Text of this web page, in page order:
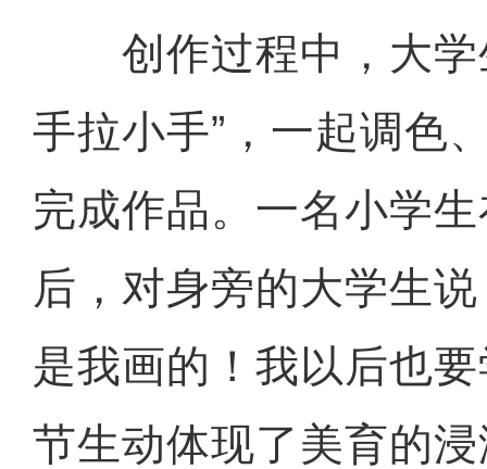
创作过程中，大学
手拉小手”，一起调色
完成作品。一名小学
后，对身旁的大学生
是我画的！我以后也
节生动体现了美育的